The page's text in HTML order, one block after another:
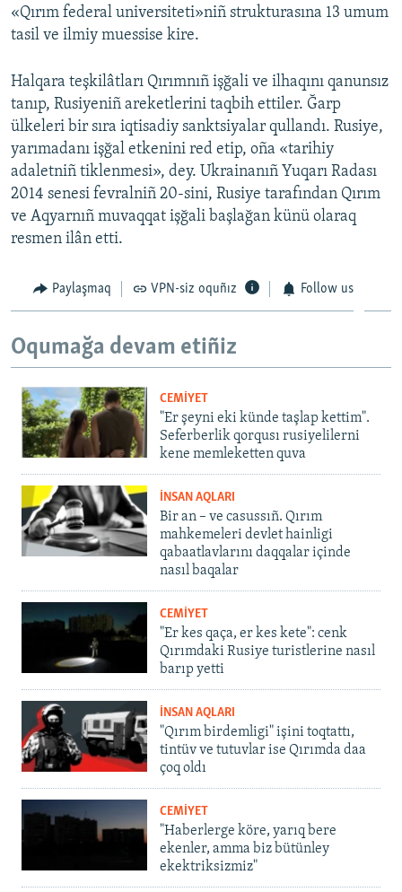
«Qırım federal universiteti»niñ strukturasına 13 umum
tasil ve ilmiy muessise kire.
Halqara teşkilâtları Qırımnıñ işğali ve ilhaqını qanunsız
tanıp, Rusiyeniñ areketlerini taqbih ettiler. Ğarp
ülkeleri bir sıra iqtisadiy sanktsiyalar qullandı. Rusiye,
yarımadanı işğal etkenini red etip, oña «tarihiy
adaletniñ tiklenmesi», dey. Ukrainanıñ Yuqarı Radası
2014 senesi fevralniñ 20-sini, Rusiye tarafından Qırım
ve Aqyarnıñ muvaqqat işğali başlağan künü olaraq
resmen ilân etti.
Paylaşmaq VPN-siz oquñız Follow us
Oqumağa devam etiñiz
CEMİYET
"Er şeyni eki künde taşlap kettim".
Seferberlik qorqusı rusiyelilerni
kene memleketten quva
İNSAN AQLARI
Bir an – ve casussıñ. Qırım
mahkemeleri devlet hainligi
qabaatlavlarını daqqalar içinde
nasıl baqalar
CEMİYET
"Er kes qaça, er kes kete": cenk
Qırımdaki Rusiye turistlerine nasıl
barıp yetti
İNSAN AQLARI
"Qırım birdemligi" işini toqtattı,
tintüv ve tutuvlar ise Qırımda daa
çoq oldı
CEMİYET
"Haberlerge köre, yarıq bere
ekenler, amma biz bütünley
ekektriksizmiz"